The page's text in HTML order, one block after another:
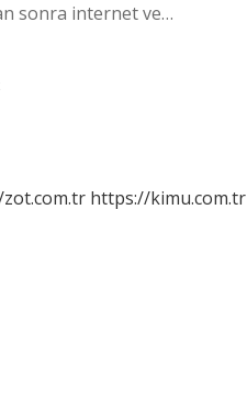
sonra internet ve…
https://kimu.com.tr